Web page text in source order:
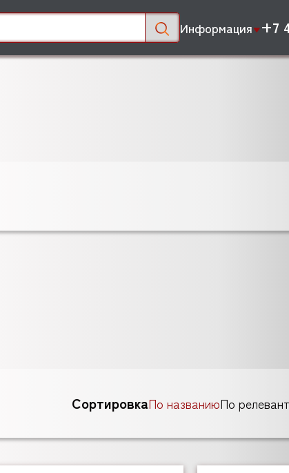
Информация +7
СортировкаПо названиюПо